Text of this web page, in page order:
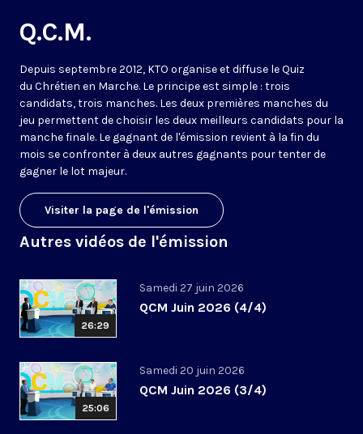
Q.C.M.
Depuis septembre 2012, KTO organise et diffuse le Quiz
du Chrétien en Marche. Le principe est simple : trois
candidats, trois manches. Les deux premières manches du
jeu permettent de choisir les deux meilleurs candidats pour la
manche finale. Le gagnant de l'émission revient à la fin du
mois se confronter à deux autres gagnants pour tenter de
gagner le lot majeur.
Visiter la page de l'émission
Autres vidéos de l'émission
26:29
Samedi 27 juin 2026
QCM Juin 2026 (4/4)
25:06
Samedi 20 juin 2026
QCM Juin 2026 (3/4)